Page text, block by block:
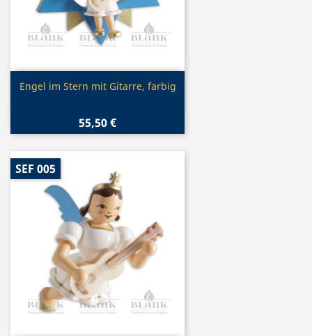
Vorschau
Engel im Stern mit Gitarre, farbig
55,50 €
SEF 005